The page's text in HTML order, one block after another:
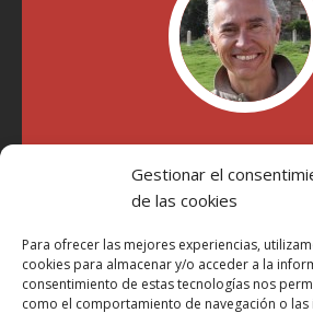
Gestionar el
de las cookies
Para ofrecer las mejores experiencias,
cookies para almacenar y/o acceder a la
consentimiento de estas tecnologías nos
como el comportamiento de navegación o
año 2007 he escrito sobre motos en
Millatrece.com es una apuesta por
participa"
Aviso Legal